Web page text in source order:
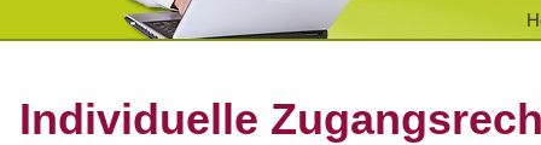
Individuelle